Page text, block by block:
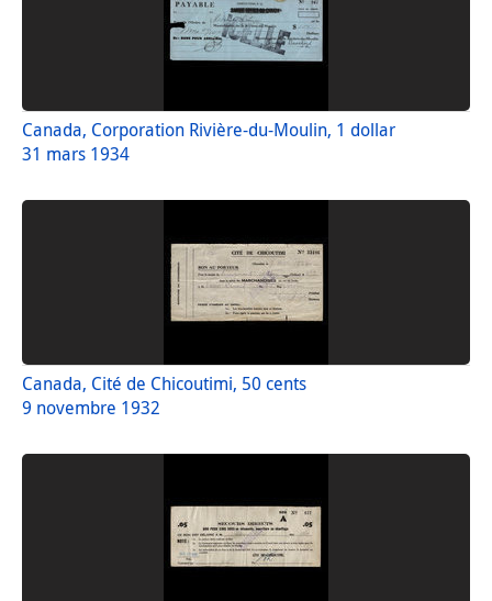
Canada, Corporation Rivière-du-Moulin, 1 dollar
31 mars 1934
Canada, Cité de Chicoutimi, 50 cents
9 novembre 1932